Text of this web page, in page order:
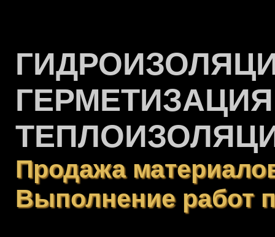
ГЕРМЕТИЗАЦИЯ
Продажа
Выполнение работ